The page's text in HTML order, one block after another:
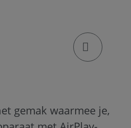
klik om de
gemak waarmee je,